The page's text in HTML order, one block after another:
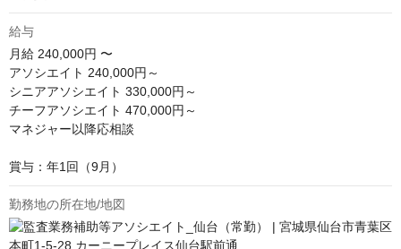
給与
月給 240,000円 〜
アソシエイト 240,000円～
シニアアソシエイト 330,000円～
チーフアソシエイト 470,000円～
マネジャー以降応相談
賞与：年1回（9月）
勤務地の所在地/地図